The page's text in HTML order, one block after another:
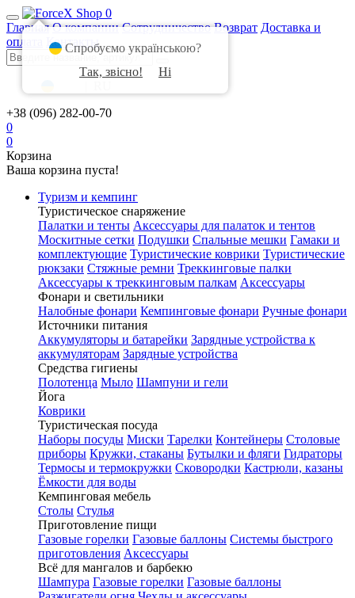
0
Главная О компании Сотрудничество Возврат Доставка и
оплата
Контакты
+38 (096) 282-00-70
0
0
Корзина
Ваша корзина пуста!
Туризм и кемпинг
Туристическое снаряжение
Палатки и тенты Аксессуары для палаток и тентов
Москитные сетки Подушки Спальные мешки Гамаки и
комплектующие Туристические коврики Туристические
рюкзаки Стяжные ремни Треккинговые палки
Аксессуары к треккинговым палкам Аксессуары
Фонари и светильники
Налобные фонари Кемпинговые фонари Ручные фонари
Источники питания
Аккумуляторы и батарейки Зарядные устройства к
аккумуляторам Зарядные устройства
Средства гигиены
Полотенца Мыло Шампуни и гели
Йога
Коврики
Туристическая посуда
Наборы посуды Миски Тарелки Контейнеры Столовые
приборы Кружки, стаканы Бутылки и фляги Гидраторы
Термосы и термокружки Сковородки Кастрюли, казаны
Ёмкости для воды
Кемпинговая мебель
Столы Стулья
Приготовление пищи
Газовые горелки Газовые баллоны Системы быстрого
приготовления Аксессуары
Всё для мангалов и барбекю
Шампура Газовые горелки Газовые баллоны
Спробуємо українською?
Так, звісно!
Ні